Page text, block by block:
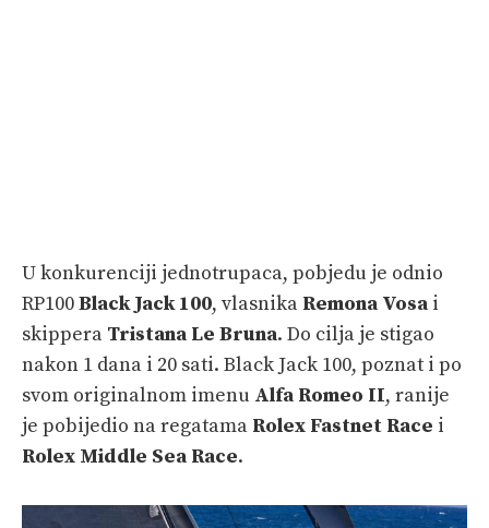
U konkurenciji jednotrupaca, pobjedu je odnio
RP100Black Jack 100, vlasnika Remona Vosa i
skippera Tristana Le Bruna. Do cilja je stigao
nakon 1 dana i 20 sati. Black Jack 100, poznat i po
svom originalnom imenu Alfa Romeo II, ranije
je pobijedio na regatama Rolex Fastnet Race i
Rolex Middle Sea Race.